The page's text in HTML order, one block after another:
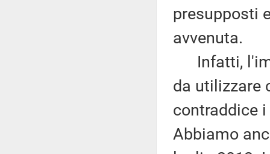
presupposti
avvenuta.
Infatti,
da utilizzare
contraddice
Abbiamo